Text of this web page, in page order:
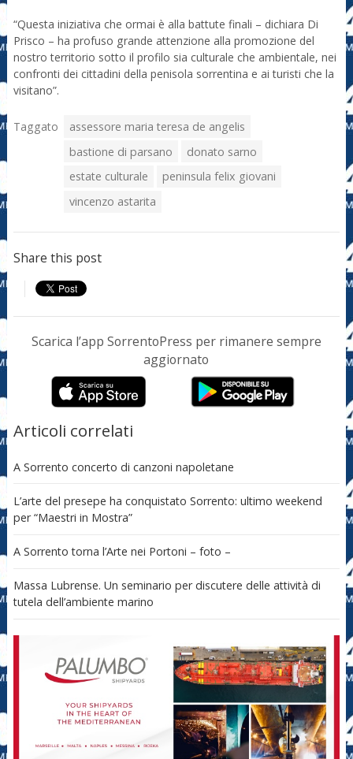
“Questa iniziativa che ormai è alla battute finali – dichiara Di
Prisco – ha profuso grande attenzione alla promozione del
nostro territorio sotto il profilo sia culturale che ambientale, nei
confronti dei cittadini della penisola sorrentina e ai turisti che la
visitano”.
Taggato
assessore maria teresa de angelis
bastione di parsano
donato sarno
estate culturale
peninsula felix giovani
vincenzo astarita
Share this post
Scarica l’app SorrentoPress per rimanere sempre
aggiornato
Articoli correlati
A Sorrento concerto di canzoni napoletane
L’arte del presepe ha conquistato Sorrento: ultimo weekend
per “Maestri in Mostra”
A Sorrento torna l’Arte nei Portoni – foto –
Massa Lubrense. Un seminario per discutere delle attività di
tutela dell’ambiente marino